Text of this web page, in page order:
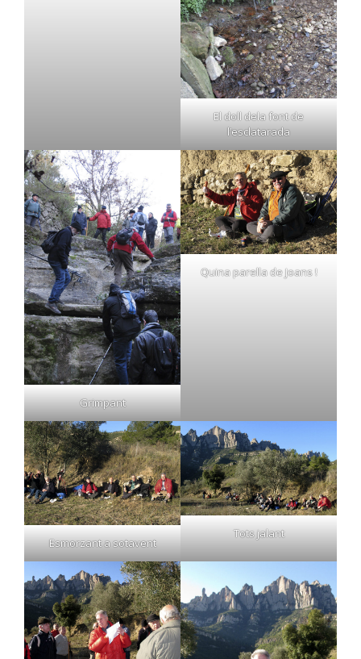
El doll dela font de
l’esclatarada
Grimpant
Quina parella de Joans !
Esmorzant a sotavent
Tots jalant